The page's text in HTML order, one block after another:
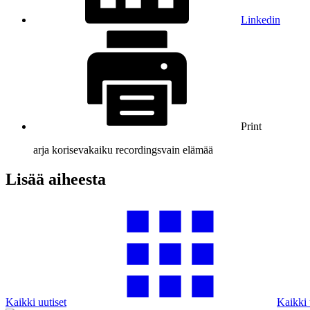
Linkedin
Print
arja korisevakaiku recordingsvain elämää
Lisää aiheesta
Kaikki uutiset Kaikki